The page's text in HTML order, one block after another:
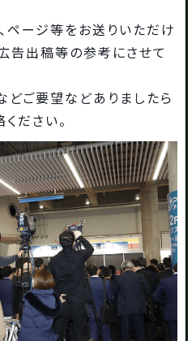
ページ等をお送りいただけ
告出稿等の参考にさせて
ご要望などありましたら
ださい。